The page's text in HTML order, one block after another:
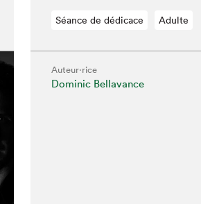
Séance de dédicace Adulte
Auteur·rice
Dominic Bellavance